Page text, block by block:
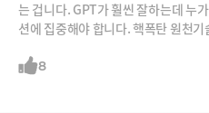
는 겁니다. GPT가 훨씬 잘하는데 누
션에 집중해야 합니다. 핵폭탄 원천
버린AI 즉, ‘독자 인공지능(AI) 파운데
8